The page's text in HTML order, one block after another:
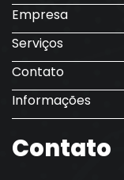
Empresa
Serviços
Contato
Informações
Contato